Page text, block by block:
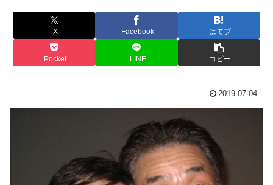
X Facebook はてブ
Pocket LINE コピー
2019.07.04